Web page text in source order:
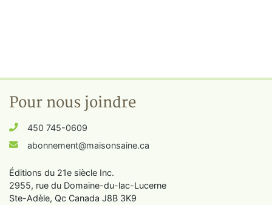
Pour nous joindre
450 745-0609
abonnement@maisonsaine.ca
Éditions du 21e siècle Inc.
2955, rue du Domaine-du-lac-Lucerne
Ste-Adèle, Qc Canada J8B 3K9